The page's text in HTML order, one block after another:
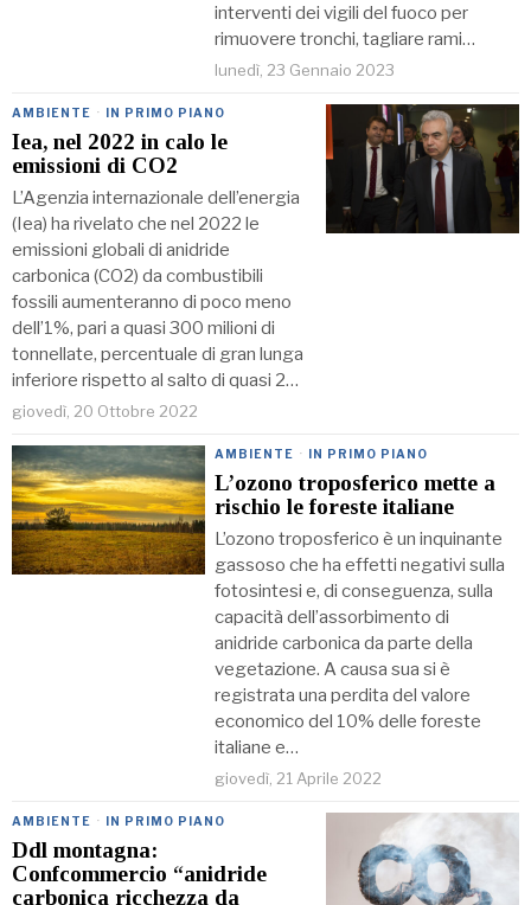
interventi dei vigili del fuoco per
rimuovere tronchi, tagliare rami…
lunedì, 23 Gennaio 2023
AMBIENTE · IN PRIMO PIANO
Iea, nel 2022 in calo le
emissioni di CO2
L’Agenzia internazionale dell’energia
(Iea) ha rivelato che nel 2022 le
emissioni globali di anidride
carbonica (CO2) da combustibili
fossili aumenteranno di poco meno
dell’1%, pari a quasi 300 milioni di
tonnellate, percentuale di gran lunga
inferiore rispetto al salto di quasi 2…
giovedì, 20 Ottobre 2022
AMBIENTE · IN PRIMO PIANO
L’ozono troposferico mette a
rischio le foreste italiane
L’ozono troposferico è un inquinante
gassoso che ha effetti negativi sulla
fotosintesi e, di conseguenza, sulla
capacità dell’assorbimento di
anidride carbonica da parte della
vegetazione. A causa sua si è
registrata una perdita del valore
economico del 10% delle foreste
italiane e…
giovedì, 21 Aprile 2022
AMBIENTE · IN PRIMO PIANO
Ddl montagna:
Confcommercio “anidride
carbonica ricchezza da